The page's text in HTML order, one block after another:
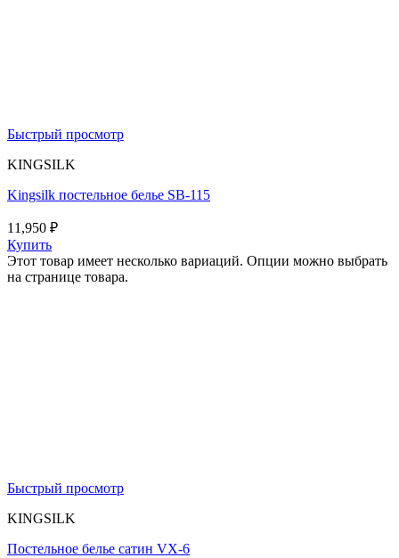
Быстрый просмотр
KINGSILK
Kingsilk постельное белье SB-115
11,950 ₽
Купить
Этот товар имеет несколько вариаций. Опции можно выбрать
на странице товара.
Быстрый просмотр
KINGSILK
Постельное белье сатин VX-6